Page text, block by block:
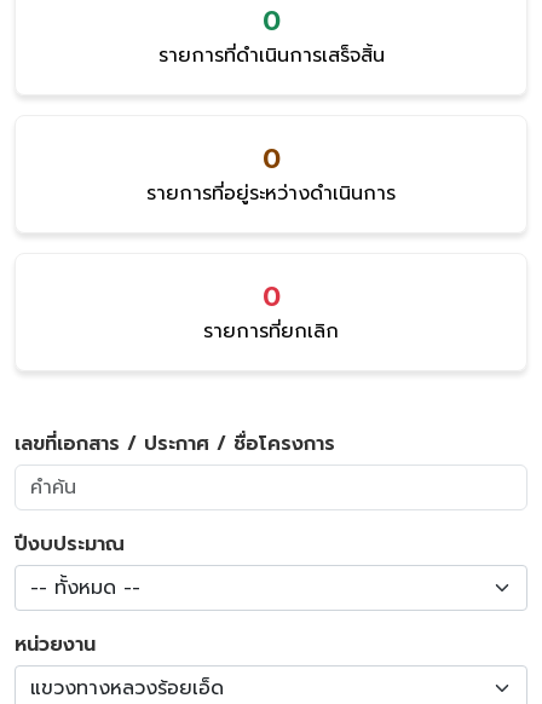
0
รายการที่ดำเนินการเสร็จสิ้น
0
รายการที่อยู่ระหว่างดำเนินการ
0
รายการที่ยกเลิก
เลขที่เอกสาร / ประกาศ / ชื่อโครงการ
ปีงบประมาณ
-- ทั้งหมด --
หน่วยงาน
แขวงทางหลวงร้อยเอ็ด